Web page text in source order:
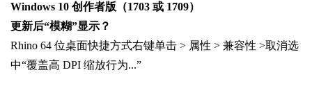
Windows 10 创作者版（1703 或 1709）
更新后“模糊”显示？
Rhino 64 位桌面快捷方式右键单击 > 属性 > 兼容性 >取消选
中“覆盖高 DPI 缩放行为...”